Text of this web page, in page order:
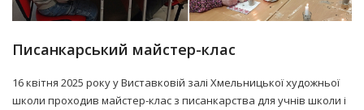
18 Квітня 2025 р. Прес-центр
Писанкарський майстер-клас
16 квітня 2025 року у Виставковій залі Хмельницької художньої
школи проходив майстер-клас з писанкарства для учнів школи і